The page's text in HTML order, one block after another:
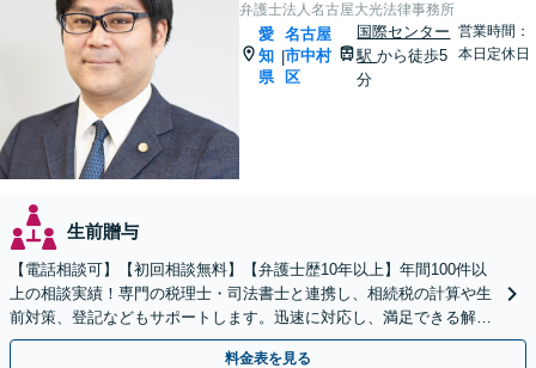
弁護士法人名古屋大光法律事務所
愛
知
県
|
名古屋
市中村
区
国際センター
駅から徒歩5
分
営業時間：
本日定休日
生前贈与
【電話相談可】【初回相談無料】【弁護士歴10年以上】年間100件以
上の相談実績！専門の税理士・司法書士と連携し、相続税の計算や生
前対策、登記などもサポートします。迅速に対応し、満足できる解決
を目指します【名古屋駅10分】【休日・夜間面談可】
料金表を見る